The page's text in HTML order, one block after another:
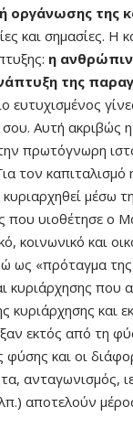
οργάνωσης της
και σημασίες. Η
η
της
ευτυχισμένος
Αυτή ακριβώς
πρωτόγνωρη
τον καπιταλισμό
μέσω
που υιοθέτησε ο
κοινωνικό και
ως «πρόταγμα
κυριάρχησης
κυριάρχησης και
εκτός από τη
φύσης και οι
ανταγωνισμός,
αποτελούν